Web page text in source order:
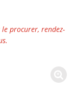
procurer, rendez-